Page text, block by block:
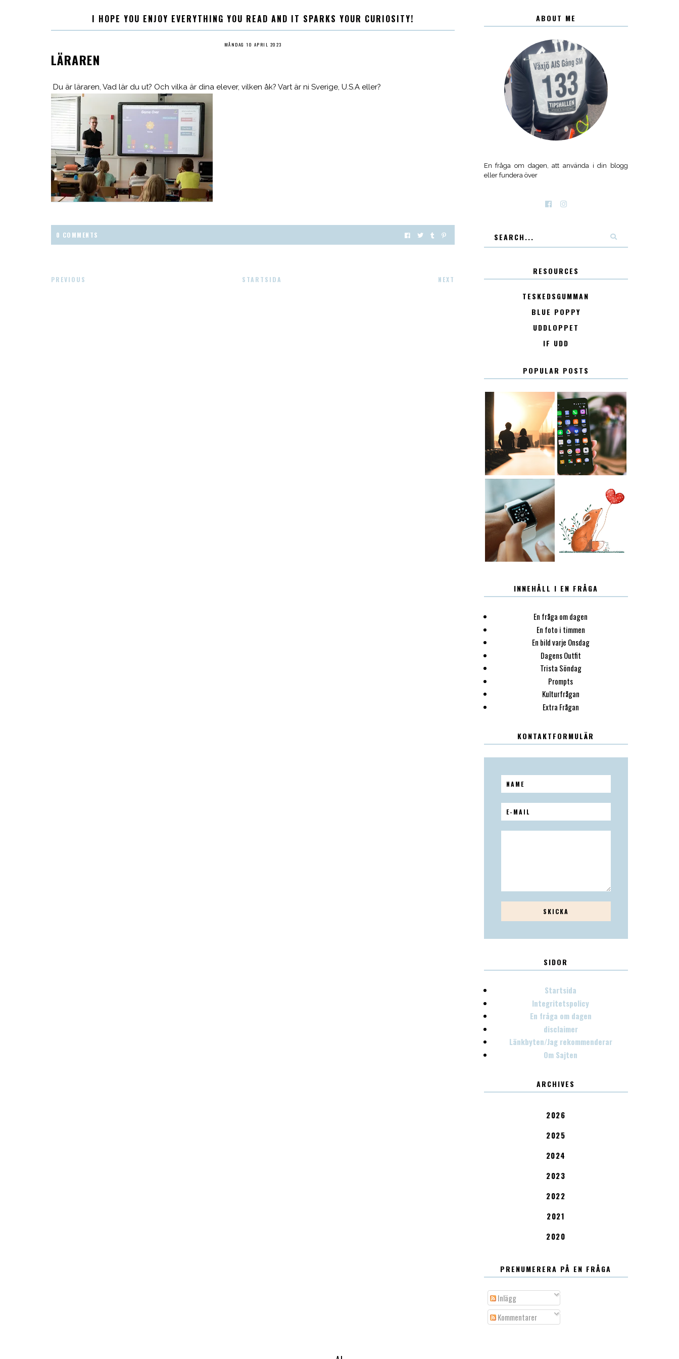
I HOPE YOU ENJOY EVERYTHING YOU READ AND IT SPARKS YOUR CURIOSITY!
MÅNDAG 10 APRIL 2023
LÄRAREN
Du är läraren, Vad lär du ut? Och vilka är dina elever, vilken åk? Vart är ni Sverige, U.S.A eller?
0 COMMENTS
PREVIOUS STARTSIDA NEXT
ABOUT ME
En fråga om dagen, att använda i din blogg
eller fundera över
RESOURCES
TESKEDSGUMMAN
BLUE POPPY
UDDLOPPET
IF UDD
POPULAR POSTS
KONTAKT KONTAKTLISTA
12.30 LUGN
INNEHÅLL I EN FRÅGA
En fråga om dagen
En foto i timmen
En bild varje Onsdag
Dagens Outfit
Trista Söndag
Prompts
Kulturfrågan
Extra Frågan
KONTAKTFORMULÄR
SIDOR
Startsida
Integritetspolicy
En fråga om dagen
disclaimer
Länkbyten/Jag rekommenderar
Om Sajten
ARCHIVES
2026
2025
2024
2023
2022
2021
2020
PRENUMERERA PÅ EN FRÅGA
Inlägg
Kommentarer